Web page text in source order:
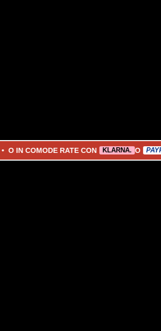
IN COMODE RATE CON KLARNA. O